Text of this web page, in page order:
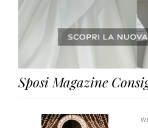
Sposi Magazine